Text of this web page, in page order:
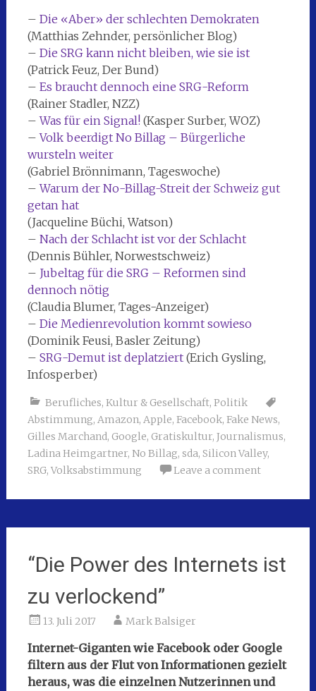
– Die «Aber» der schlechten Demokraten
(Matthias Zehnder, persönlicher Blog)
– Die SRG kann nicht bleiben, wie sie ist
(Patrick Feuz, Der Bund)
– Es braucht dennoch eine SRG-Reform
(Rainer Stadler, NZZ)
–Was für ein Signal!(Kasper Surber, WOZ)
–Volk beerdigt No Billag – Bürgerliche
wursteln weiter
(Gabriel Brönnimann, Tageswoche)
–Warum der No-Billag-Streit der Schweiz gut
getan hat
(Jacqueline Büchi, Watson)
– Nach der Schlacht ist vor der Schlacht
(Dennis Bühler, Norwestschweiz)
– Jubeltag für die SRG – Reformen sind
dennoch nötig
(Claudia Blumer, Tages-Anzeiger)
– Die Medienrevolution kommt sowieso
(Dominik Feusi, Basler Zeitung)
– SRG-Demut ist deplatziert(Erich Gysling,
Infosperber)
Berufliches, Kultur & Gesellschaft, Politik
Abstimmung, Amazon, Apple, Facebook, Fake News,
Gilles Marchand, Google, Gratiskultur, Journalismus,
Ladina Heimgartner, No Billag, sda, Silicon Valley,
SRG, Volksabstimmung Leave a comment
“Die Power des Internets ist
zu verlockend”
13. Juli 2017 Mark Balsiger
Internet-Giganten wie Facebook oder Google
filtern aus der Flut von Informationen gezielt
heraus, was die einzelnen Nutzerinnen und